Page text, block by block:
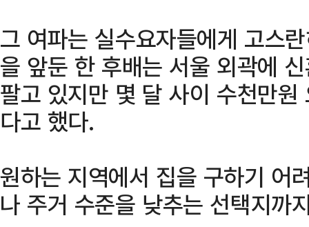
그 여파는 실수요자들에게 고스
을 앞둔 한 후배는 서울 외곽에
팔고 있지만 몇 달 사이 수천만
다고 했다.
원하는 지역에서 집을 구하기 어
나 주거 수준을 낮추는 선택지까